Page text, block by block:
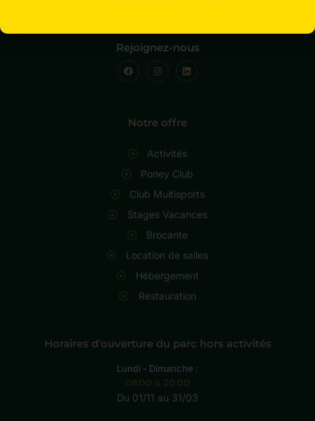
Rejoignez-nous
Notre offre
Activités
Poney Club
Club Multisports
Stages Vacances
Brocante
Location de salles
Hébergement
Restauration
Horaires d'ouverture du parc hors activités
Lundi - Dimanche :
Du 01/11 au 31/03